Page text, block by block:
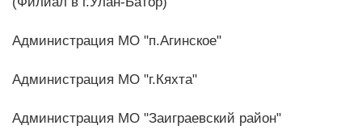
Администрация МО "п.Агинское"
Администрация МО "г.Кяхта"
Администрация МО "Заиграевский район"